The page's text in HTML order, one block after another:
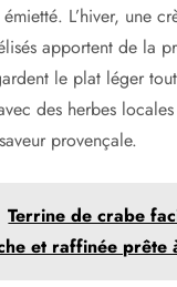
L’hiver, une
apportent de la
le plat léger
des herbes
provençale.
Terrine de crabe
et raffinée prête